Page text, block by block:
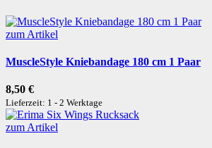
zum Artikel
MuscleStyle Kniebandage 180 cm 1 Paar
8,50 €
Lieferzeit: 1 - 2 Werktage
zum Artikel